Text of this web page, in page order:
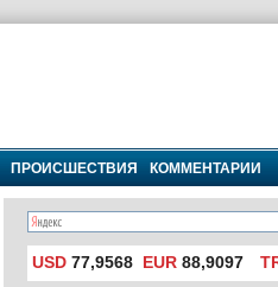
ПРОИСШЕСТВИЯ КОММЕНТАРИИ
USD 77,9568 EUR 88,9097